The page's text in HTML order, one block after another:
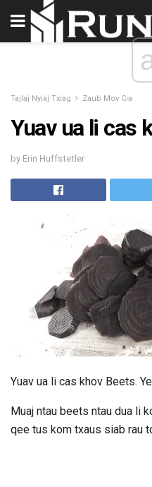
Tajlaj Nyiaj Txiag Zaub Mov Cia
Yuav ua li cas
by Erin Huffstetler
Yuav ua li cas khov Beets.
Muaj ntau beets ntau dua li
qee tus kom txaus siab rau